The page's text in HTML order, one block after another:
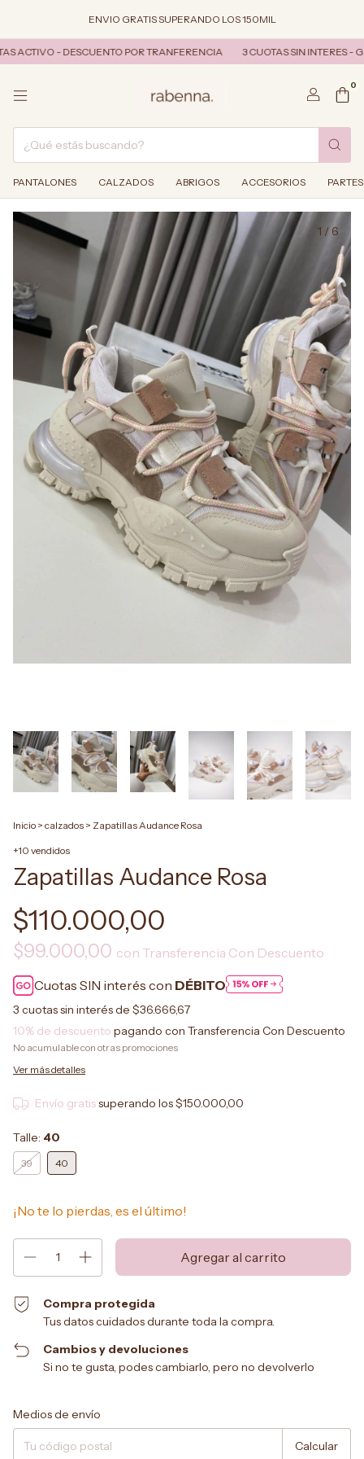
ENVIO GRATIS SUPERANDO LOS 150MIL
ACTIVO - DESCUENTO POR TRANFERENCIA 3 CUOTAS SIN INTERES -
0
PANTALONES CALZADOS ABRIGOS ACCESORIOS
1 / 6
Inicio > calzados > Zapatillas Audance Rosa
+10 vendidos
Zapatillas Audance Rosa
$110.000,00
$99.000,00 con Transferencia Con Descuento
Cuotas SIN interés con DÉBITO
3 cuotas sin interés de $36.666,67
10% de descuento pagando con Transferencia Con Descuento
No acumulable con otras promociones
Ver más detalles
Envío gratissuperando los$150.000,00
Talle: 40
39 40
¡No te lo pierdas, es el último!
Compra protegida
Tus datos cuidados durante toda la compra.
Cambios y devoluciones
Si no te gusta, podes cambiarlo, pero no devolverlo
Entregas para el CP:
Medios de envío
Calcular